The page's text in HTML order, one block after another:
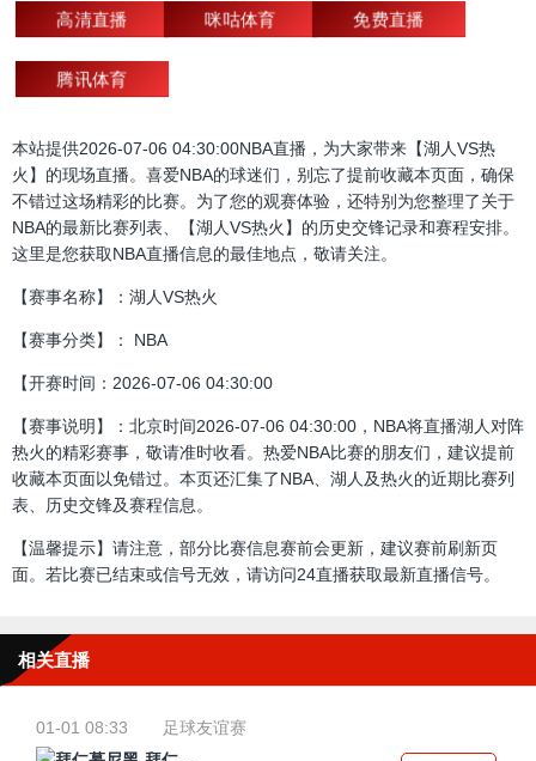
高清直播 咪咕体育 免费直播
腾讯体育
本站提供2026-07-06 04:30:00NBA直播，为大家带来【湖人VS热
火】的现场直播。喜爱NBA的球迷们，别忘了提前收藏本页面，确保
不错过这场精彩的比赛。为了您的观赛体验，还特别为您整理了关于
NBA的最新比赛列表、【湖人VS热火】的历史交锋记录和赛程安排。
这里是您获取NBA直播信息的最佳地点，敬请关注。
【赛事名称】：湖人VS热火
【赛事分类】： NBA
【开赛时间：2026-07-06 04:30:00
【赛事说明】：北京时间2026-07-06 04:30:00，NBA将直播湖人对阵
热火的精彩赛事，敬请准时收看。热爱NBA比赛的朋友们，建议提前
收藏本页面以免错过。本页还汇集了NBA、湖人及热火的近期比赛列
表、历史交锋及赛程信息。
【温馨提示】请注意，部分比赛信息赛前会更新，建议赛前刷新页
面。若比赛已结束或信号无效，请访问24直播获取最新直播信号。
相关直播
01-01 08:33
足球友谊赛